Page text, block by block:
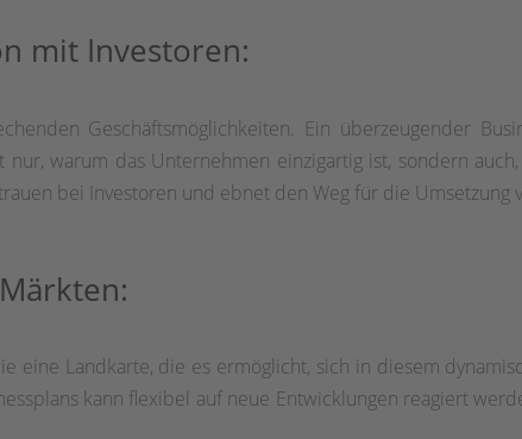
mit Investoren:
Geschäftsmöglichkeiten. Ein überzeugender
warum das Unternehmen einzigartig ist, sondern
bei Investoren und ebnet den Weg für die Umsetzung
eine Landkarte, die es ermöglicht, sich in diesem
kann flexibel auf neue Entwicklungen reagiert